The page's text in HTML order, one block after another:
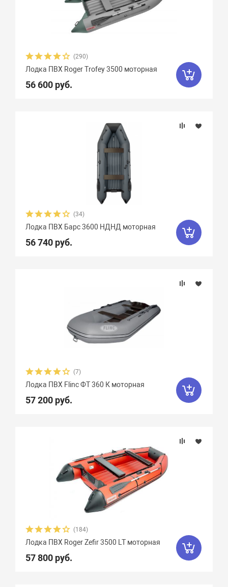
(290)
Лодка ПВХ Roger Trofey 3500 моторная
56 600 руб.
(34)
Лодка ПВХ Барс 3600 НДНД моторная
56 740 руб.
(7)
Лодка ПВХ Flinc ФТ 360 К моторная
57 200 руб.
(184)
Лодка ПВХ Roger Zefir 3500 LT моторная
57 800 руб.